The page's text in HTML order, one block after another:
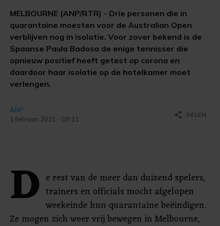
MELBOURNE (ANP/RTR) - Drie personen die in
quarantaine moesten voor de Australian Open
verblijven nog in isolatie. Voor zover bekend is de
Spaanse Paula Badosa de enige tennisser die
opnieuw positief heeft getest op corona en
daardoor haar isolatie op de hotelkamer moet
verlengen.
ANP
1 februari 2021 - 09:11
share DELEN
D e rest van de meer dan duizend spelers,
trainers en officials mocht afgelopen
weekeinde hun quarantaine beëindigen.
Ze mogen zich weer vrij bewegen in Melbourne,